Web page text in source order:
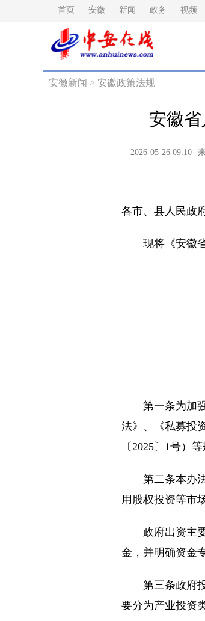
首页 安徽 新闻 政务 视频
安徽新闻 > 安徽政策法规
安徽
2026-05-26 09:10
各市、县人民政
现将《安徽省
第一条为加强
法》、《私募投
〔2025〕1号）
第二条本办法
用股权投资等市
政府出资主要
金，并明确资金
第三条政府投
要分为产业投资